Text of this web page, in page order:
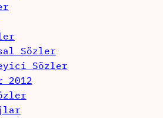
Sözler
Sözler
2012